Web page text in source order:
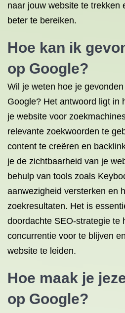
naar jouw website te trekken
beter te bereiken.
Hoe kan ik
op Google?
Wil je weten hoe je
Google? Het antwoord ligt in
je website voor
relevante zoekwoorden te
content te creëren en
je de zichtbaarheid van je
behulp van tools zoals
aanwezigheid versterken en
zoekresultaten. Het is
doordachte SEO-strategie te
concurrentie voor te blijven
website te leiden.
Hoe maak je
op Google?